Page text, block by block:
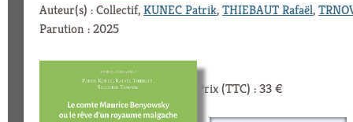
Auteur(s) : Collectif,KUNEC Patrik,THIEBAUT Rafaël,
Parution : 2025
Prix (TTC) : 33 €